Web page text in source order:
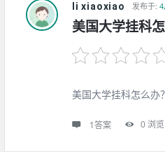
li xiaoxiao 发布于:
美国大学挂科怎
美国大学挂科怎么办？
1答案 0浏览